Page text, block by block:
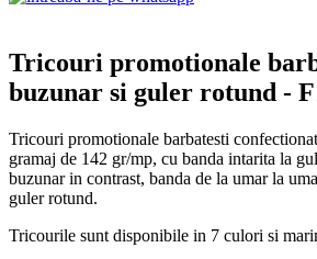
Tricouri promotionale
buzunar si guler rotund -
Tricouri promotionale barbatesti
gramaj de 142 gr/mp, cu banda intarita la
buzunar in contrast, banda de la umar la
guler rotund.
Tricourile sunt disponibile in 7 culori si